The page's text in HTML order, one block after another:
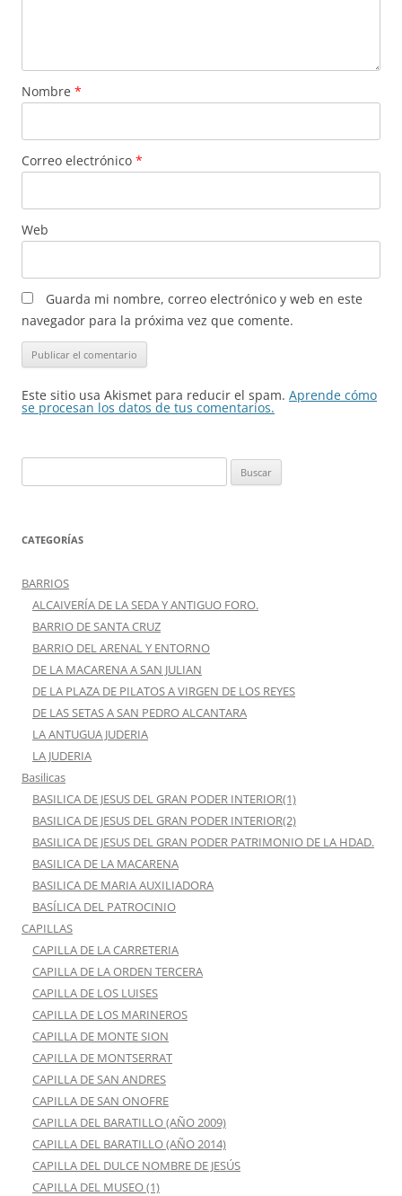
Nombre *
Correo electrónico *
Web
Guarda mi nombre, correo electrónico y web en este
navegador para la próxima vez que comente.
Este sitio usa Akismet para reducir el spam. Aprende cómo
se procesan los datos de tus comentarios.
CATEGORÍAS
BARRIOS
ALCAIVERÍA DE LA SEDA Y ANTIGUO FORO.
BARRIO DE SANTA CRUZ
BARRIO DEL ARENAL Y ENTORNO
DE LA MACARENA A SAN JULIAN
DE LA PLAZA DE PILATOS A VIRGEN DE LOS REYES
DE LAS SETAS A SAN PEDRO ALCANTARA
LA ANTUGUA JUDERIA
LA JUDERIA
Basilicas
BASILICA DE JESUS DEL GRAN PODER INTERIOR(1)
BASILICA DE JESUS DEL GRAN PODER INTERIOR(2)
BASILICA DE JESUS DEL GRAN PODER PATRIMONIO DE LA HDAD.
BASILICA DE LA MACARENA
BASILICA DE MARIA AUXILIADORA
BASÍLICA DEL PATROCINIO
CAPILLAS
CAPILLA DE LA CARRETERIA
CAPILLA DE LA ORDEN TERCERA
CAPILLA DE LOS LUISES
CAPILLA DE LOS MARINEROS
CAPILLA DE MONTE SION
CAPILLA DE MONTSERRAT
CAPILLA DE SAN ANDRES
CAPILLA DE SAN ONOFRE
CAPILLA DEL BARATILLO (AÑO 2009)
CAPILLA DEL BARATILLO (AÑO 2014)
CAPILLA DEL DULCE NOMBRE DE JESÚS
CAPILLA DEL MUSEO (1)